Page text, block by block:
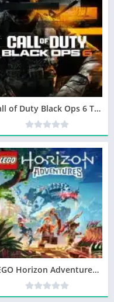
Call of Duty Black Ops 6 Télécharger jeu PC
LEGO Horizon Adventures Télécharger jeu PC